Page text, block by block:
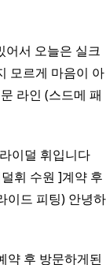
어서 오늘은 실크
모르게 마음이 아
라인 (스드메 패
이덜 휘입니다
휘 수원 ]계약 후
이드 피팅) 안녕하
약 후 방문하게된